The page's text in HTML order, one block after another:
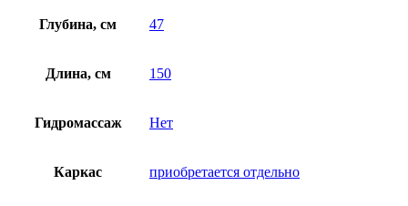
Глубина, см 47
Длина, см 150
Гидромассаж Нет
Каркас приобретается отдельно